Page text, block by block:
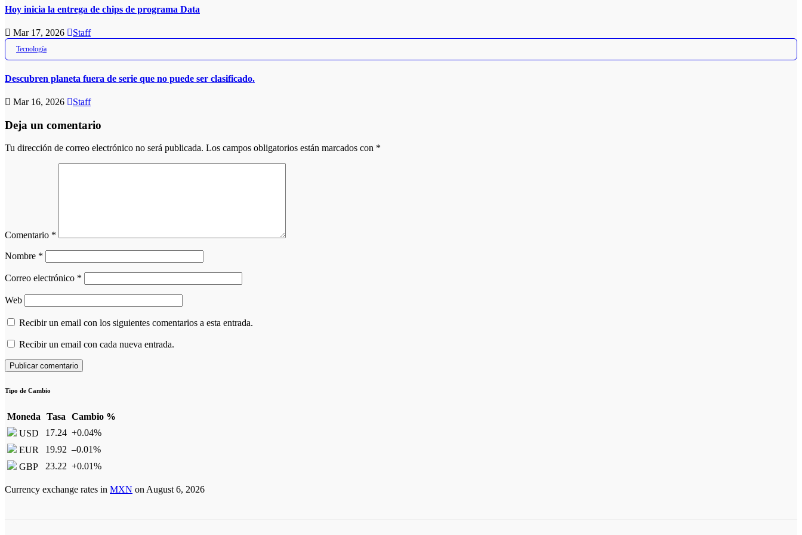
Hoy inicia la entrega de chips de programa Data
Mar 17, 2026 Staff
Tecnología
Descubren planeta fuera de serie que no puede ser clasificado.
Mar 16, 2026 Staff
Deja un comentario
Tu dirección de correo electrónico no será publicada. Los campos obligatorios están marcados con *
Comentario *
Nombre *
Correo electrónico *
Web
Recibir un email con los siguientes comentarios a esta entrada.
Recibir un email con cada nueva entrada.
Tipo de Cambio
Moneda Tasa
Cambio %
USD
17.24 +0.04%
EUR
19.92 –0.01%
GBP
23.22 +0.01%
Currency exchange rates in MXN on August 6, 2026